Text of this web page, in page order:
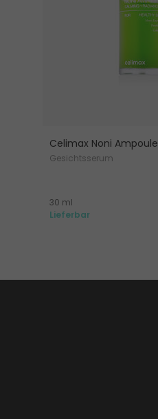
Celimax Noni Ampoule
Gesichtsserum
30 ml
Lieferbar